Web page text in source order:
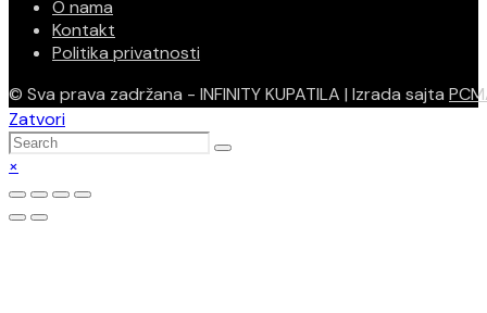
O nama
Kontakt
Politika privatnosti
© Sva prava zadržana - INFINITY KUPATILA | Izrada sajta
Zatvori
×